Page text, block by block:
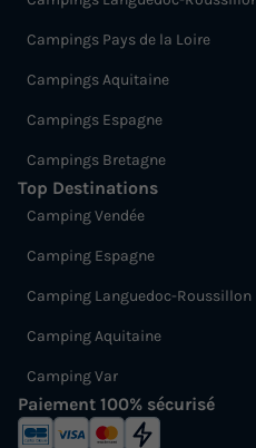
Campings Pays de la Loire
Campings Aquitaine
Campings Espagne
Campings Bretagne
Top Destinations
Camping Vendée
Camping Espagne
Camping Languedoc-Roussillon
Camping Aquitaine
Camping Var
Paiement 100% sécurisé